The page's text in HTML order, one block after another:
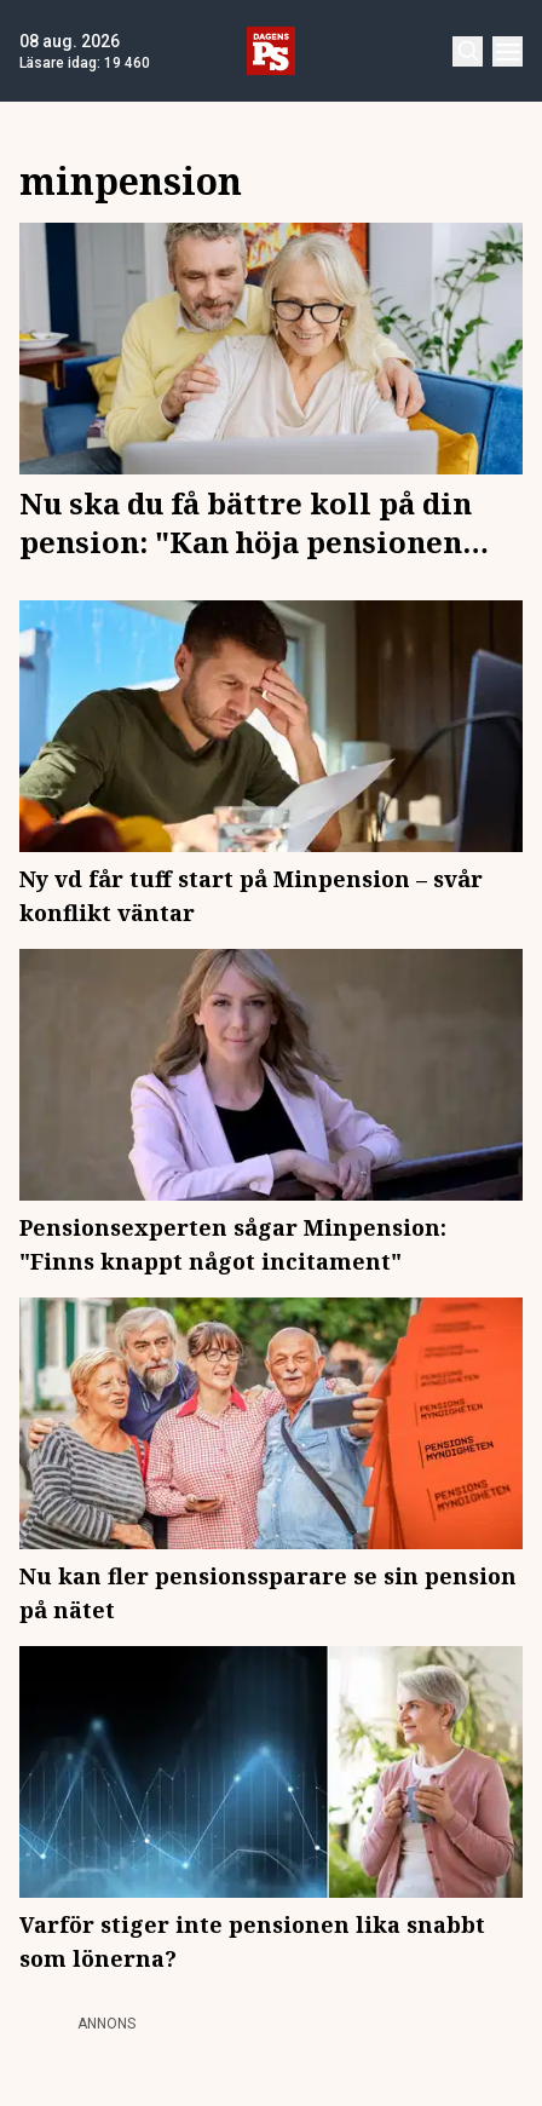
08 aug. 2026
Läsare idag: 19 460
minpension
Nu ska du få bättre koll på din
pension: "Kan höja pensionen
Ny vd får tuff start på Minpension – svår
konflikt väntar
Pensionsexperten sågar Minpension:
"Finns knappt något incitament"
Nu kan fler pensionssparare se sin pension
på nätet
Varför stiger inte pensionen lika snabbt
som lönerna?
ANNONS